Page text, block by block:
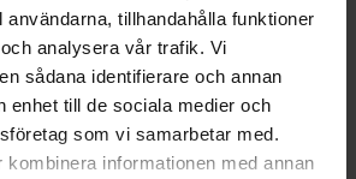
användarna, tillhandahålla funktioner
analysera vår trafik. Vi
sådana identifierare och annan
enhet till de sociala medier och
som vi samarbetar med.
informationen med annan